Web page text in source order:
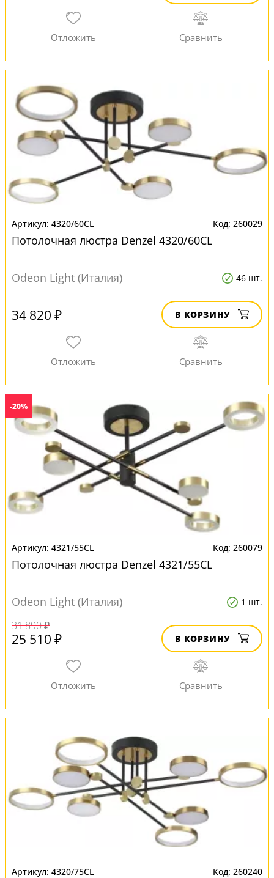
4320/60CL 260029
Потолочная люстра Denzel 4320/60CL
Odeon Light (Италия) 46 шт.
34 820 ₽ В КОРЗИНУ
-20%
4321/55CL 260079
Потолочная люстра Denzel 4321/55CL
Odeon Light (Италия) 1 шт.
31 890 ₽
25 510 ₽ В КОРЗИНУ
4320/75CL 260240